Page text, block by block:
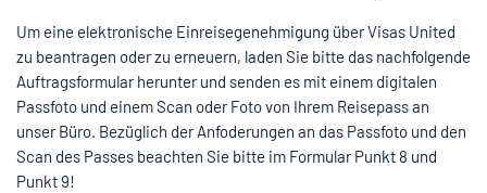
Um eine elektronische Einreisegenehmigung über Visas United
zu beantragen oder zu erneuern, laden Sie bitte das nachfolgende
Auftragsformular herunter und senden es mit einem digitalen
Passfoto und einem Scan oder Foto von Ihrem Reisepass an
unser Büro. Bezüglich der Anfoderungen an das Passfoto und den
Scan des Passes beachten Sie bitte im Formular Punkt 8 und
Punkt 9!